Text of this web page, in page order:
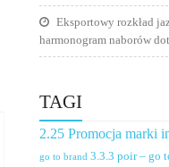
Eksportowy rozkład
harmonogram naborów
TAGI
2.25 Promocja marki
go to brand 3.3.3 poir – go